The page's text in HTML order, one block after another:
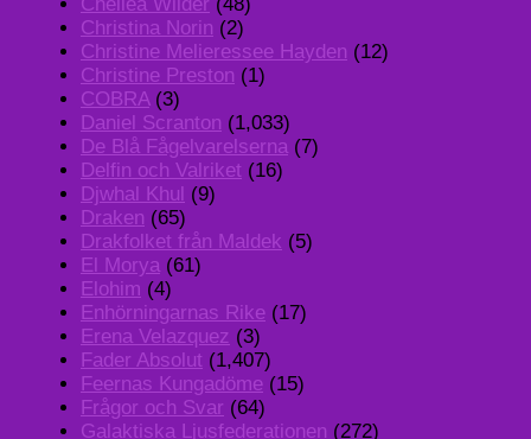
Chellea Wilder (48)
Christina Norin (2)
Christine Melieressee Hayden (12)
Christine Preston (1)
COBRA(3)
Daniel Scranton (1,033)
De Blå Fågelvarelserna (7)
Delfin och Valriket (16)
Djwhal Khul (9)
Draken (65)
Drakfolket från Maldek (5)
El Morya (61)
Elohim (4)
Enhörningarnas Rike (17)
Erena Velazquez (3)
Fader Absolut (1,407)
Feernas Kungadöme (15)
Frågor och Svar (64)
Galaktiska Ljusfederationen (272)